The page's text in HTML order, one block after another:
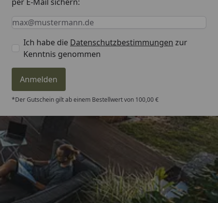
Keine Eingabe erforderlich
Eingabe erforderlich
E-Mail *
Ich habe die Datenschutzbestimmungen zur
Kenntnis genommen
Anmelden
*Der Gutschein gilt ab einem Bestellwert von 100,00 €
Trusted Shops
4,81/ 5